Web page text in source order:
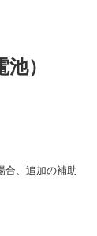
）
合、追加の補助